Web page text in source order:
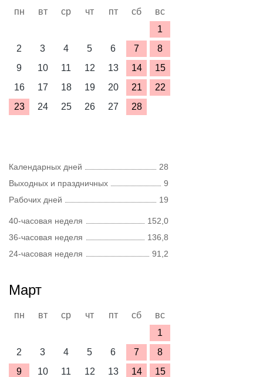
пн вт ср чт пт сб
вс
1
2
3 4 5 6 7
8
9
10 11 12 13 14
15
16
17 18 19 20 21
22
23
24 25 26 27 28
Календарных дней
28
Выходных и праздничных
9
Рабочих дней
19
40-часовая неделя
152,0
36-часовая неделя
136,8
24-часовая неделя
91,2
Март
пн вт ср чт пт сб
вс
1
2
3 4 5 6 7
8
9
10 11 12 13 14
15